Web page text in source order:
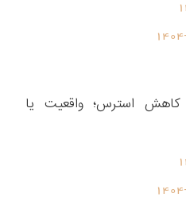
استرس؛ واقعیت یا